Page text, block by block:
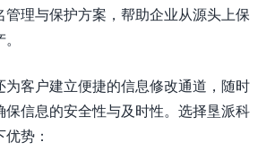
管理与保护方案，帮助企业从源头上保
为客户建立便捷的信息修改通道，随时
保信息的安全性与及时性。选择垦派科
势：